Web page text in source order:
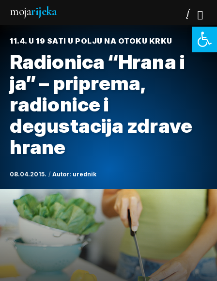
mojarijeka
11.4. U 19 SATI U POLJU NA OTOKU KRKU
Radionica “Hrana i
ja” – priprema,
radionice i
degustacija zdrave
hrane
08.04.2015. Autor: urednik